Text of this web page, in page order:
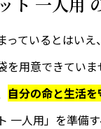
っているとはい
を用意できてい
自分の命と生活
一人用」を準備